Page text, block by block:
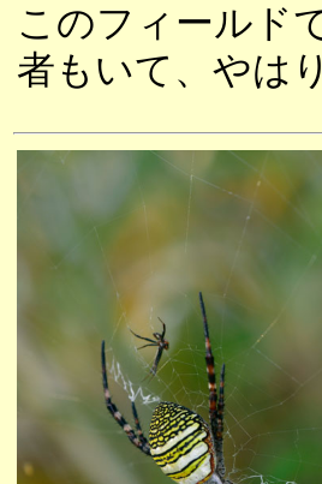
このフィールド
者もいて、やは